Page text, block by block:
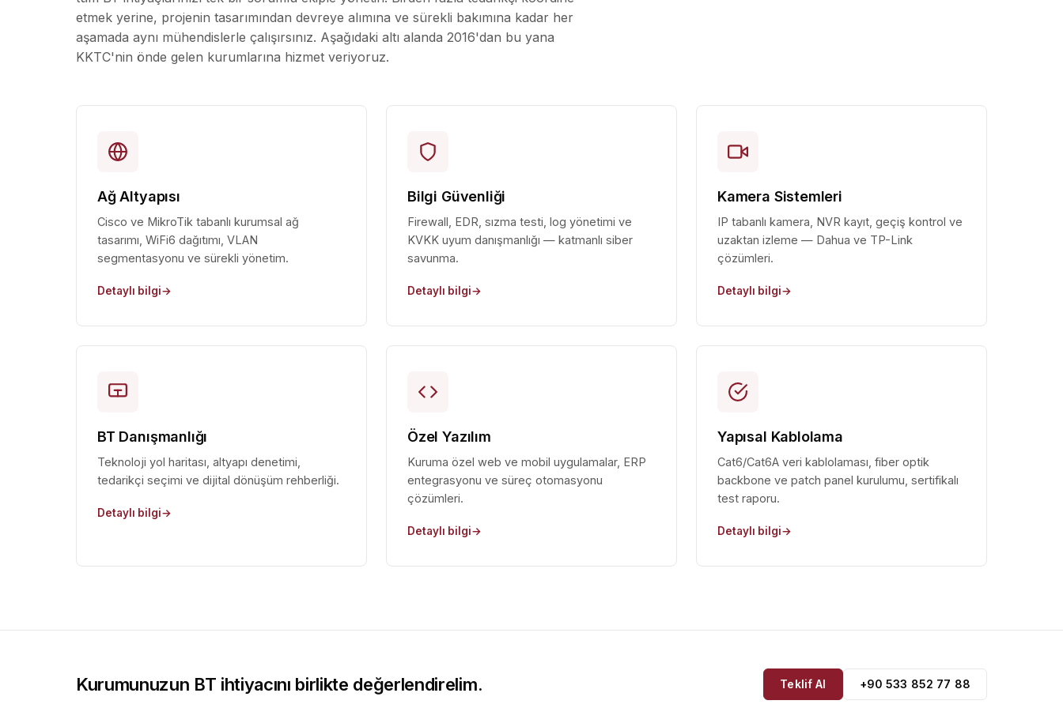
etmek yerine, projenin tasarımından devreye alımına ve sürekli bakımına kadar her
aşamada aynı mühendislerle çalışırsınız. Aşağıdaki altı alanda 2016'dan bu yana
KKTC'nin önde gelen kurumlarına hizmet veriyoruz.
Ağ Altyapısı
Cisco ve MikroTik tabanlı kurumsal ağ
tasarımı, WiFi6 dağıtımı, VLAN
segmentasyonu ve sürekli yönetim.
Detaylı bilgi
Bilgi Güvenliği
Firewall, EDR, sızma testi, log yönetimi ve
KVKK uyum danışmanlığı — katmanlı siber
savunma.
Detaylı bilgi
Kamera Sistemleri
IP tabanlı kamera, NVR kayıt, geçiş kontrol ve
uzaktan izleme — Dahua ve TP-Link
çözümleri.
Detaylı bilgi
BT Danışmanlığı
Teknoloji yol haritası, altyapı denetimi,
tedarikçi seçimi ve dijital dönüşüm rehberliği.
Detaylı bilgi
Özel Yazılım
Kuruma özel web ve mobil uygulamalar, ERP
entegrasyonu ve süreç otomasyonu
çözümleri.
Detaylı bilgi
Yapısal Kablolama
Cat6/Cat6A veri kablolaması, fiber optik
backbone ve patch panel kurulumu, sertifikalı
test raporu.
Detaylı bilgi
Kurumunuzun BT ihtiyacını birlikte değerlendirelim. Teklif Al +90 533 852 77 88